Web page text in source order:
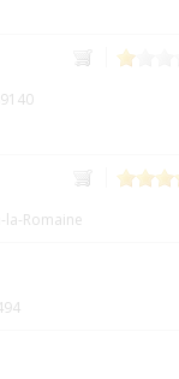
la-Romaine